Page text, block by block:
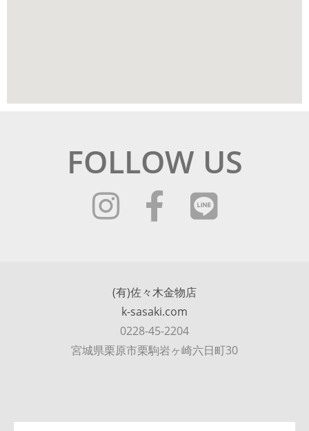
FOLLOW US
(有)佐々木金物店
k-sasaki.com
0228-45-2204
宮城県栗原市栗駒岩ヶ崎六日町30